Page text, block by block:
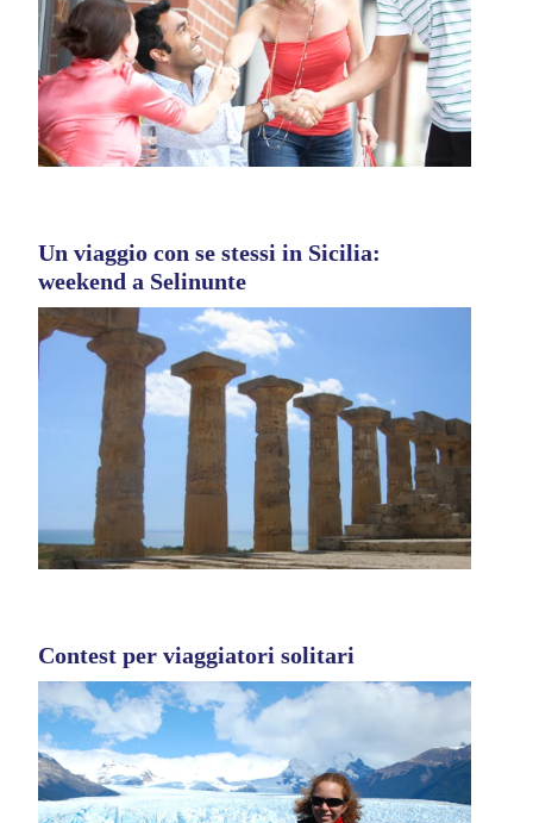
Un viaggio con se stessi in Sicilia:
weekend a Selinunte
Contest per viaggiatori solitari